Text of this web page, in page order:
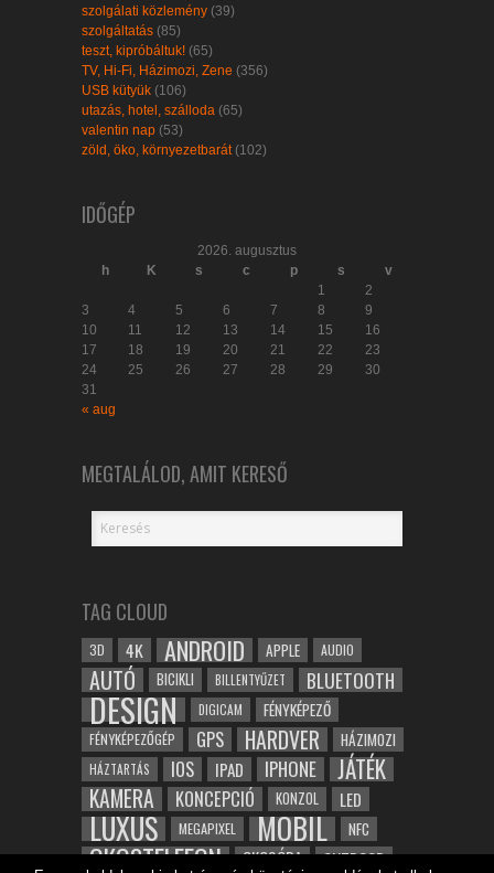
szolgálati közlemény (39)
szolgáltatás (85)
teszt, kipróbáltuk! (65)
TV, Hi-Fi, Házimozi, Zene (356)
USB kütyük (106)
utazás, hotel, szálloda (65)
valentin nap (53)
zöld, öko, környezetbarát (102)
IDŐGÉP
2026. augusztus
h
K s c p s
v
1
2
3
4 5 6 7 8
9
10
11 12 13 14 15
16
17
18 19 20 21 22
23
24
25 26 27 28 29
30
31
« aug
MEGTALÁLOD, AMIT KERESŐ
TAG CLOUD
3D 4K ANDROID APPLE AUDIO
AUTÓ BICIKLI BILLENTYŰZET BLUETOOTH
DESIGN DIGICAM FÉNYKÉPEZŐ
FÉNYKÉPEZŐGÉP GPS HARDVER HÁZIMOZI
HÁZTARTÁS IOS IPAD IPHONE JÁTÉK
KAMERA KONCEPCIÓ KONZOL LED
LUXUS MEGAPIXEL MOBIL NFC
OKOSTELEFON OKOSÓRA OUTDOOR